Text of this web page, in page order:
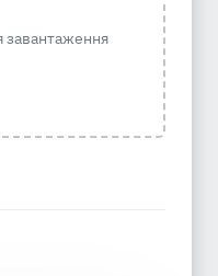
завантаження